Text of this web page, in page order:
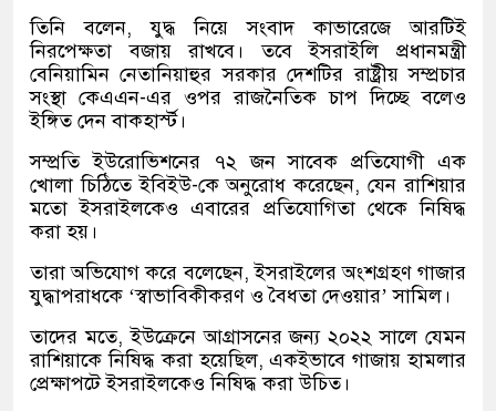
তিনি বলেন, যুদ্ধ নিয়ে সংবাদ কাভারেজে আরটিই
নিরপেক্ষতা বজায় রাখবে। তবে ইসরাইলি প্রধানমন্ত্রী
বেনিয়ামিন নেতানিয়াহুর সরকার দেশটির রাষ্ট্রীয় সম্প্রচার
সংস্থা কেএএন-এর ওপর রাজনৈতিক চাপ দিচ্ছে বলেও
ইঙ্গিত দেন বাকহার্স্ট।
সম্প্রতি ইউরোভিশনের ৭২ জন সাবেক প্রতিযোগী এক
খোলা চিঠিতে ইবিইউ-কে অনুরোধ করেছেন, যেন রাশিয়ার
মতো ইসরাইলকেও এবারের প্রতিযোগিতা থেকে নিষিদ্ধ
করা হয়।
তারা অভিযোগ করে বলেছেন, ইসরাইলের অংশগ্রহণ গাজার
যুদ্ধাপরাধকে ‘স্বাভাবিকীকরণ ও বৈধতা দেওয়ার’ সামিল।
তাদের মতে, ইউক্রেনে আগ্রাসনের জন্য ২০২২ সালে যেমন
রাশিয়াকে নিষিদ্ধ করা হয়েছিল, একইভাবে গাজায় হামলার
প্রেক্ষাপটে ইসরাইলকেও নিষিদ্ধ করা উচিত।